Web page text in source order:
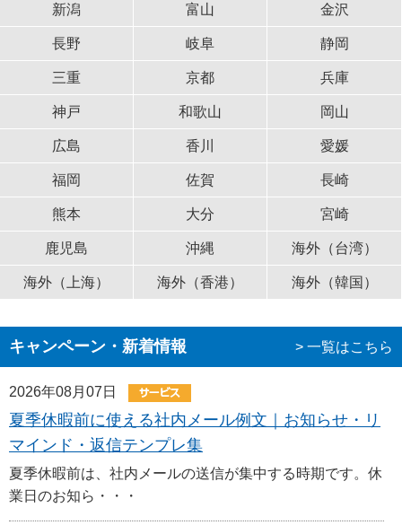
新潟 富山 金沢
長野 岐阜 静岡
三重 京都 兵庫
神戸 和歌山 岡山
広島 香川 愛媛
福岡 佐賀 長崎
熊本 大分 宮崎
鹿児島 沖縄 海外（台湾）
海外（上海） 海外（香港） 海外（韓国）
キャンペーン・新着情報 > 一覧はこちら
2026年08月07日
夏季休暇前に使える社内メール例文｜お知らせ・リ
マインド・返信テンプレ集
夏季休暇前は、社内メールの送信が集中する時期です。休
業日のお知ら・・・